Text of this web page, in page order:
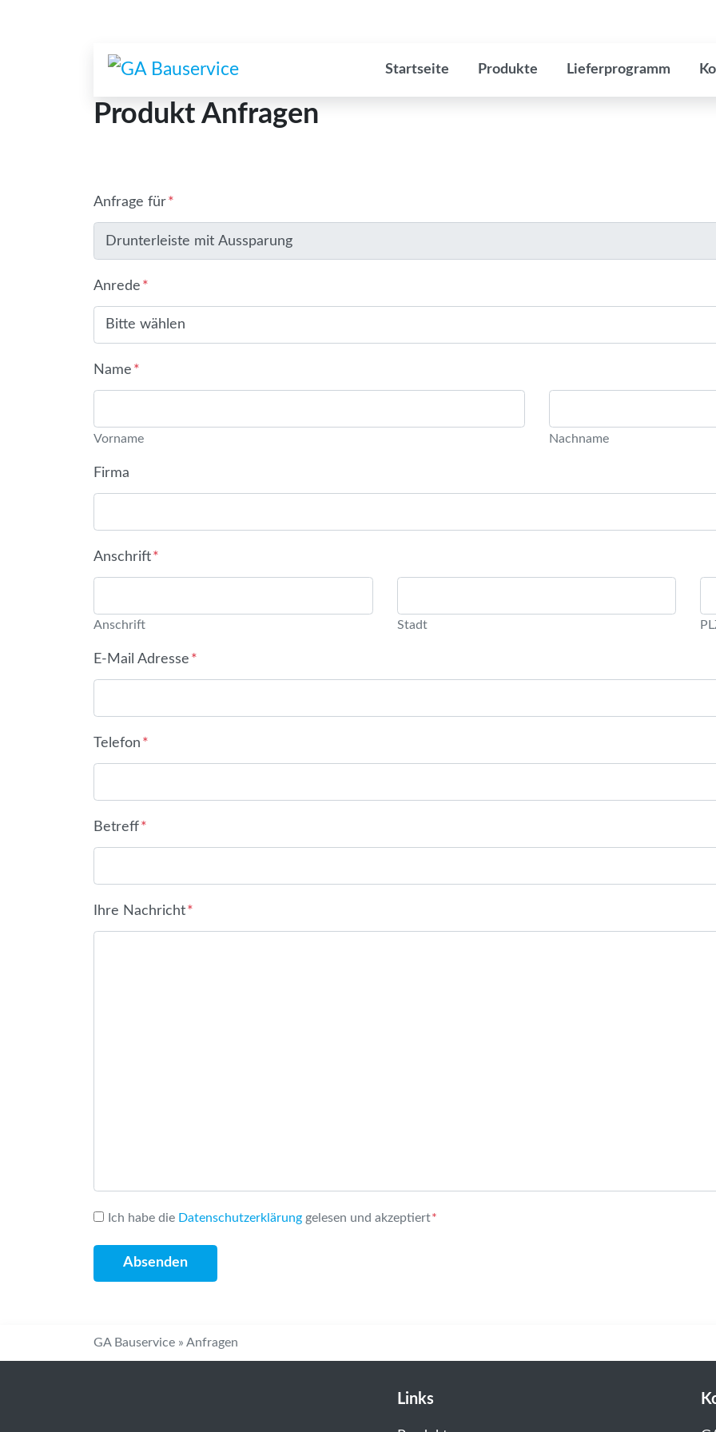
Startseite Produkte Lieferprogramm
Produkt Anfragen
Anfrage für*
Anrede *
Name *
Vorname Nachname
Firma
Anschrift*
Anschrift Stadt
E-Mail Adresse *
Telefon *
Betreff*
Ihre Nachricht*
Ich habe die Datenschutzerklärung gelesen und akzeptiert*
GA Bauservice » Anfragen
Links